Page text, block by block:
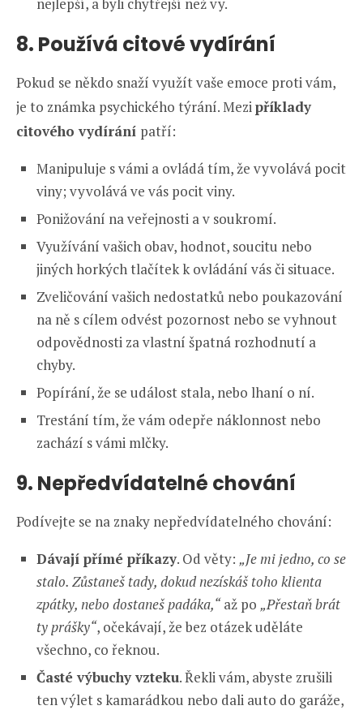
8. Používá citové vydírání
Pokud se někdo snaží využít vaše emoce proti vám,
je to známka psychického týrání. Mezipříklady
citového vydírání patří:
Manipuluje s vámi a ovládá tím, že vyvolává pocit
viny; vyvolává ve vás pocit viny.
Ponižování na veřejnosti a v soukromí.
Využívání vašich obav, hodnot, soucitu nebo
jiných horkých tlačítek k ovládání vás či situace.
Zveličování vašich nedostatků nebo poukazování
na ně s cílem odvést pozornost nebo se vyhnout
odpovědnosti za vlastní špatná rozhodnutí a
chyby.
Popírání, že se událost stala, nebo lhaní o ní.
Trestání tím, že vám odepře náklonnost nebo
zachází s vámi mlčky.
9. Nepředvídatelné chování
Podívejte se na znaky nepředvídatelného chování:
Dávají přímé příkazy. Od věty: „Je mi jedno, co se
stalo. Zůstaneš tady, dokud nezískáš toho klienta
zpátky, nebo dostaneš padáka,“až po „Přestaň brát
ty prášky“, očekávají, že bez otázek uděláte
všechno, co řeknou.
Časté výbuchy vzteku. Řekli vám, abyste zrušili
ten výlet s kamarádkou nebo dali auto do garáže,